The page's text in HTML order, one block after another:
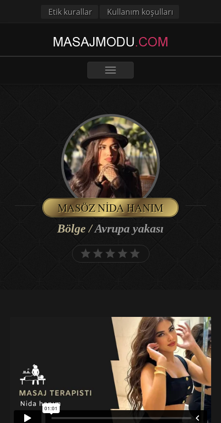
Etik kurallar Kullanım koşulları
Toggle
MASÖZ NIDA HANIM
Bölge /Avrupa yakası